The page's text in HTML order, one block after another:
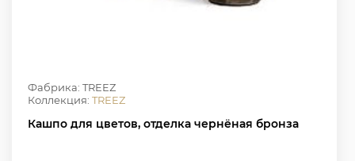
Фабрика: TREEZ
Коллекция: TREEZ
Кашпо для цветов, отделка чернёная бронза